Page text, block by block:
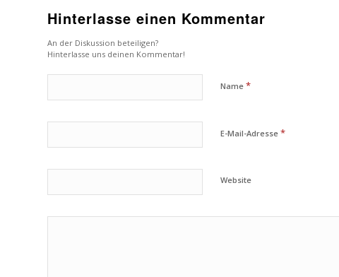
Hinterlasse einen Kommentar
An der Diskussion beteiligen?
Hinterlasse uns deinen Kommentar!
Name *
E-Mail-Adresse *
Website